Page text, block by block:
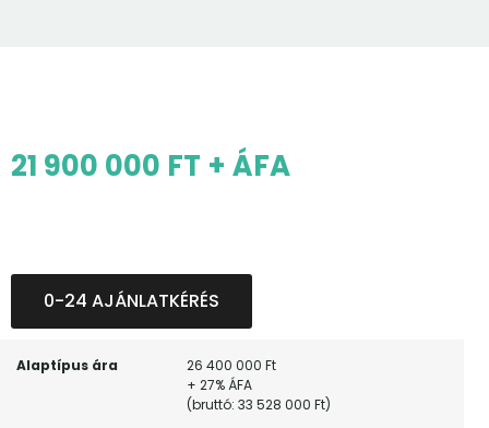
21 900 000 FT + ÁFA
0-24 AJÁNLATKÉRÉS
Alaptípus ára
26 400 000 Ft
+ 27% ÁFA
(bruttó: 33 528 000 Ft)